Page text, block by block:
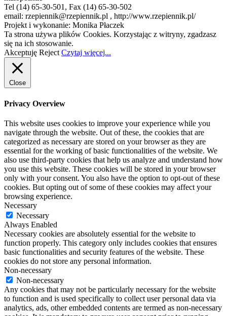
Tel (14) 65-30-501, Fax (14) 65-30-502
email: rzepiennik@rzepiennik.pl , http://www.rzepiennik.pl/
Projekt i wykonanie: Monika Płaczek
Ta strona używa plików Cookies. Korzystając z witryny, zgadzasz
się na ich stosowanie.
Akceptuję Reject Czytaj więcej...
Close
Privacy Overview
This website uses cookies to improve your experience while you
navigate through the website. Out of these, the cookies that are
categorized as necessary are stored on your browser as they are
essential for the working of basic functionalities of the website. We
also use third-party cookies that help us analyze and understand how
you use this website. These cookies will be stored in your browser
only with your consent. You also have the option to opt-out of these
cookies. But opting out of some of these cookies may affect your
browsing experience.
Necessary
Necessary
Always Enabled
Necessary cookies are absolutely essential for the website to
function properly. This category only includes cookies that ensures
basic functionalities and security features of the website. These
cookies do not store any personal information.
Non-necessary
Non-necessary
Any cookies that may not be particularly necessary for the website
to function and is used specifically to collect user personal data via
analytics, ads, other embedded contents are termed as non-necessary